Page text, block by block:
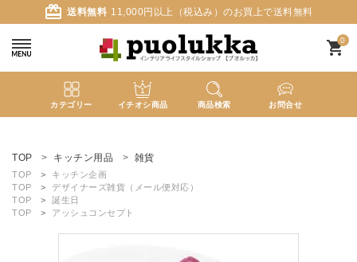
card_giftcard 送料無料 11,000円以上（税込み）のお買上で送料無料
0
shopping_cart
カテゴリー イチオシ商品 商品検索 お問合せ
ようこそ ゲスト 様
meeting_room ログイン
search
TOP キッチン用品 雑貨
TOP
キッチン企画
TOP
デザイナーズ雑貨（メール便対応）
TOP
誕生日
TOP
アッシュコンセプト